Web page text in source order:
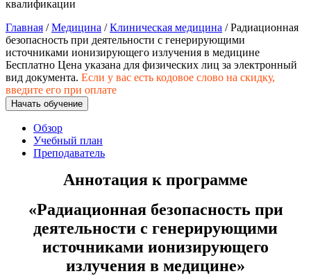
хозяйственной деятельностью
Техника-технологии
Прикладная геология, горное дело,
нефтегазовое дело и геодезия
Техника и технологии наземного
транспорта
Техника и технологии строительства
Ядерная энергетика и технологии
Культура и спорт
Физкультура и спорт
квалификации
Главная /Медицина /Клиническая медицина / Радиационная
безопасность при деятельности с генерирующими
источниками ионизирующего излучения в медицине
Бесплатно Цена указана для физических лиц за электронный
вид документа. Если у вас есть кодовое слово на скидку,
введите его при оплате
Начать обучение
Обзор
Учебный план
Преподаватель
Аннотация к программе
«Радиационная безопасность при
деятельности с генерирующими
источниками ионизирующего
излучения в медицине»